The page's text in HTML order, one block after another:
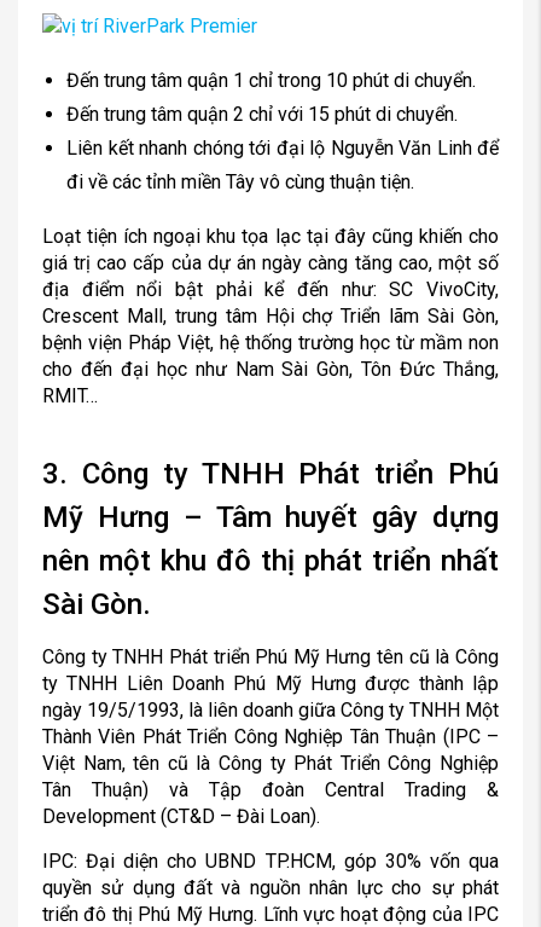
Đến trung tâm quận 1 chỉ trong 10 phút di chuyển.
Đến trung tâm quận 2 chỉ với 15 phút di chuyển.
Liên kết nhanh chóng tới đại lộ Nguyễn Văn Linh để
đi về các tỉnh miền Tây vô cùng thuận tiện.
Loạt tiện ích ngoại khu tọa lạc tại đây cũng khiến cho
giá trị cao cấp của dự án ngày càng tăng cao, một số
địa điểm nổi bật phải kể đến như: SC VivoCity,
Crescent Mall, trung tâm Hội chợ Triển lãm Sài Gòn,
bệnh viện Pháp Việt, hệ thống trường học từ mầm non
cho đến đại học như Nam Sài Gòn, Tôn Đức Thắng,
RMIT…
3. Công ty TNHH Phát triển Phú
Mỹ Hưng – Tâm huyết gây dựng
nên một khu đô thị phát triển nhất
Sài Gòn.
Công ty TNHH Phát triển Phú Mỹ Hưng tên cũ là Công
ty TNHH Liên Doanh Phú Mỹ Hưng được thành lập
ngày 19/5/1993, là liên doanh giữa Công ty TNHH Một
Thành Viên Phát Triển Công Nghiệp Tân Thuận (IPC –
Việt Nam, tên cũ là Công ty Phát Triển Công Nghiệp
Tân Thuận) và Tập đoàn Central Trading &
Development (CT&D – Đài Loan).
IPC: Đại diện cho UBND TP.HCM, góp 30% vốn qua
quyền sử dụng đất và nguồn nhân lực cho sự phát
triển đô thị Phú Mỹ Hưng. Lĩnh vực hoạt động của IPC